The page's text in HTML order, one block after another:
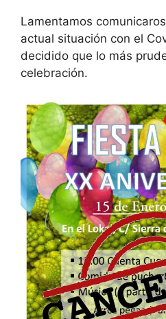
Lamentamos
actual situación con el
decidido que lo más
celebración.